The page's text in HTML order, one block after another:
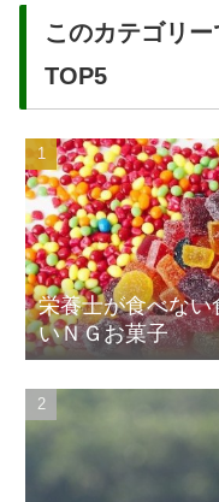
このカテゴリ
TOP5
栄養士が食べな
いＮＧお菓子